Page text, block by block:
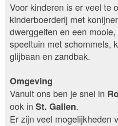
Voor kinderen is er veel te
kinderboerderij met
dwerggeiten en een
speeltuin met schommels,
glijbaan en zandbak.
Omgeving
Vanuit ons ben je snel in
ook in St. Gallen.
Er zijn veel mogelijkheden